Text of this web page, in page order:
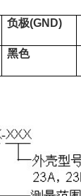
负极(GND)
黑色